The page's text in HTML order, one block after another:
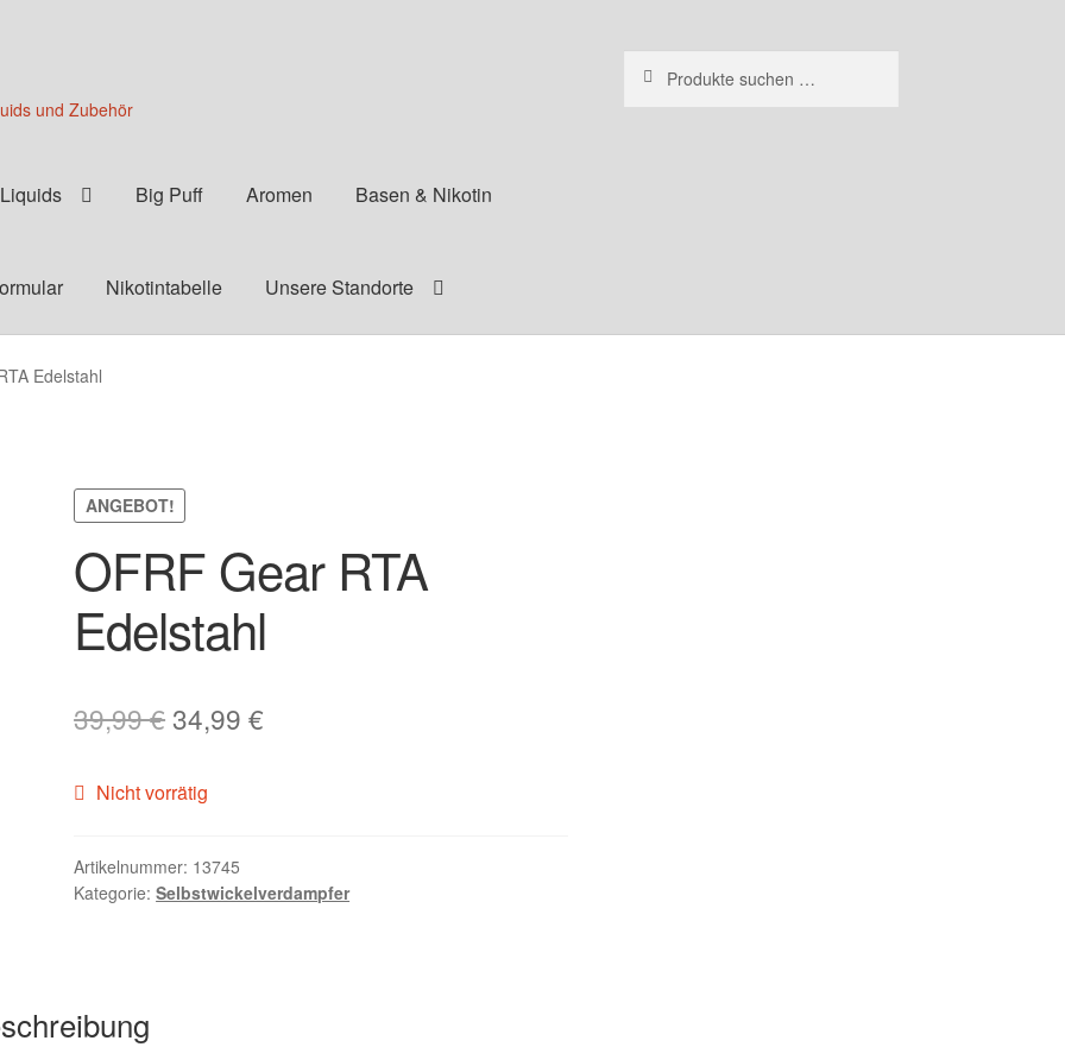
und Zubehör
nach:
Liquids Big Puff Aromen Basen & Nikotin
Nikotintabelle Unsere Standorte
Edelstahl
ANGEBOT!
OFRF Gear RTA
Edelstahl
39,99€ Ursprünglicher
war:
34,99€
Nicht vorrätig
Artikelnummer: 13745
Kategorie:Selbstwickelverdampfer